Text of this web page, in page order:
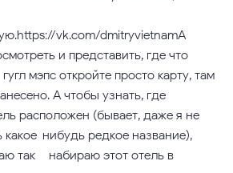
vk.com/dmitryvietnamА
и представить, где что
мэпс откройте просто карту, там
А чтобы узнать, где
расположен (бывает, даже я не
какое-нибудь редкое название),
так – набираю этот отель в